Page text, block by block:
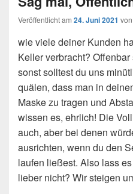
Veröffentlicht am 24. Juni 2021 von
wie viele deiner Kunden
Keller verbracht?
sonst solltest du uns
quälen, dass man in
Maske zu tragen und
wissen es, ehrlich! Die
auch, aber bei denen
ausrichten, wenn du den
laufen ließest. Also lass
lieber nicht? Wir steigen